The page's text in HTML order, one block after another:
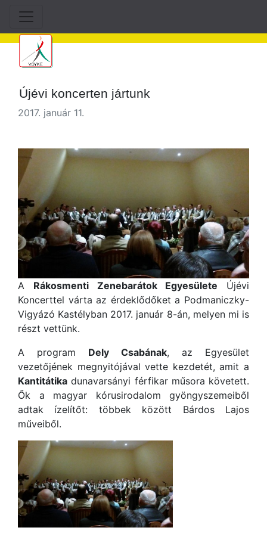
Újévi koncerten jártunk
2017. január 11.
A Rákosmenti Zenebarátok Egyesülete Újévi
Koncerttel várta az érdeklődőket a Podmaniczky-
Vigyázó Kastélyban 2017. január 8-án, melyen mi is
részt vettünk.
A program Dely Csabának, az Egyesület
vezetőjének megnyitójával vette kezdetét, amit a
Kantitátika dunavarsányi férfikar műsora követett.
Ők a magyar kórusirodalom gyöngyszemeiből
adtak ízelítőt: többek között Bárdos Lajos
műveiből.